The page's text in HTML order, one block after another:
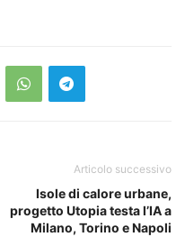
Articolo successivo
Isole di calore urbane,
progetto Utopia testa l’IA a
Milano, Torino e Napoli